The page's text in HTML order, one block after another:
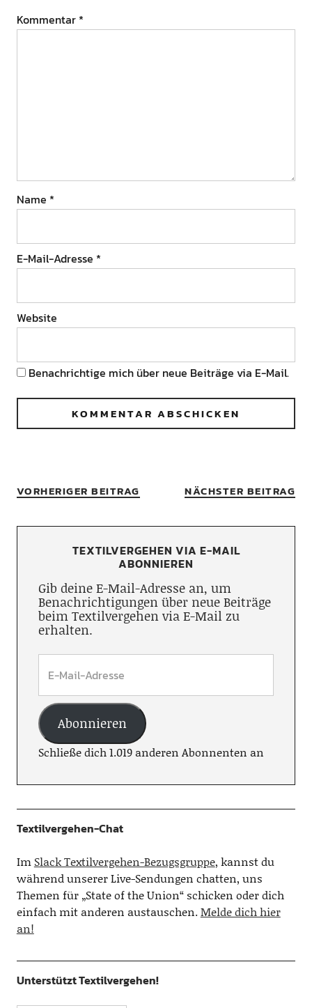
Kommentar *
Name *
E-Mail-Adresse *
Website
Benachrichtige mich über neue Beiträge via E-Mail.
VORHERIGER BEITRAG NÄCHSTER BEITRAG
TEXTILVERGEHEN VIA E-MAIL
ABONNIEREN
Gib deine E-Mail-Adresse an, um
Benachrichtigungen über neue Beiträge
beim Textilvergehen via E-Mail zu
erhalten.
Abonnieren
Schließe dich 1.019 anderen Abonnenten an
Textilvergehen-Chat
Im Slack Textilvergehen-Bezugsgruppe, kannst du
während unserer Live-Sendungen chatten, uns
Themen für „State of the Union“ schicken oder dich
einfach mit anderen austauschen.Melde dich hier
an!
Unterstützt Textilvergehen!